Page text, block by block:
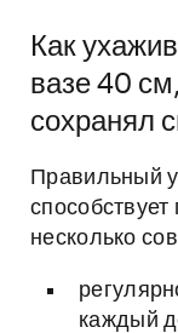
Как
вазе 40
сохранял
Правильный
несколько
каждый